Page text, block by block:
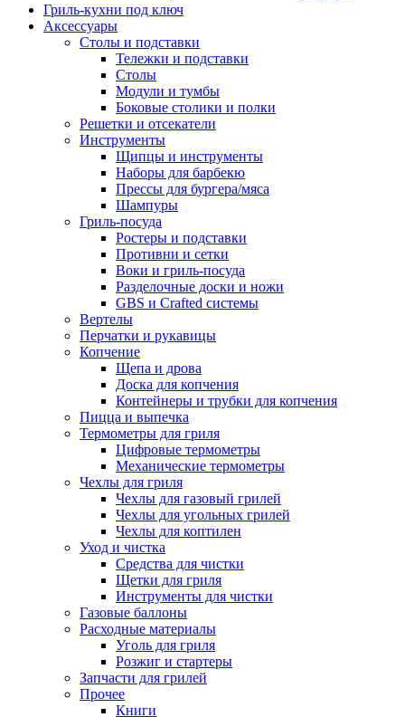
Гриль-кухни под ключ
Аксессуары
Столы и подставки
Тележки и подставки
Столы
Модули и тумбы
Боковые столики и полки
Решетки и отсекатели
Инструменты
Щипцы и инструменты
Наборы для барбекю
Прессы для бургера/мяса
Шампуры
Гриль-посуда
Ростеры и подставки
Противни и сетки
Воки и гриль-посуда
Разделочные доски и ножи
GBS и Crafted системы
Вертелы
Перчатки и рукавицы
Копчение
Щепа и дрова
Доска для копчения
Контейнеры и трубки для копчения
Пицца и выпечка
Термометры для гриля
Цифровые термометры
Механические термометры
Чехлы для гриля
Чехлы для газовый грилей
Чехлы для угольных грилей
Чехлы для коптилен
Уход и чистка
Средства для чистки
Щетки для гриля
Инструменты для чистки
Газовые баллоны
Расходные материалы
Уголь для гриля
Розжиг и стартеры
Запчасти для грилей
Прочее
Книги